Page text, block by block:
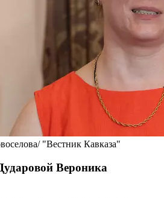
"Вестник Кавказа"
Вероника